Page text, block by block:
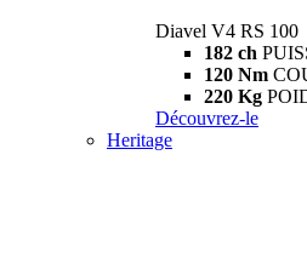
Diavel V4 RS 100
182 ch
120 Nm
220 Kg
Découvrez-le
Heritage